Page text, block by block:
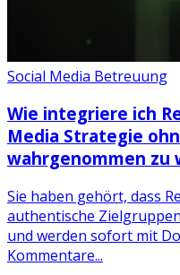
Social Media Betreuung
Wie integriere ich
Media Strategie
wahrgenommen zu
Sie haben gehört, dass
authentische
und werden sofort mit
Kommentare...